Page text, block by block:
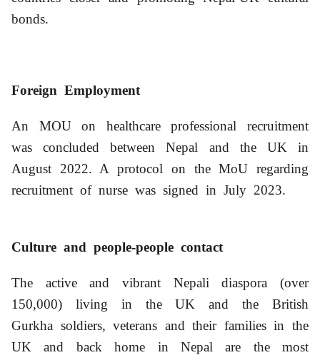
bonds.
Foreign Employment
An MOU on healthcare professional recruitment
was concluded between Nepal and the UK in
August 2022. A protocol on the MoU regarding
recruitment of nurse was signed in July 2023.
Culture and people-people contact
The active and vibrant Nepali diaspora (over
150,000) living in the UK and the British
Gurkha soldiers, veterans and their families in the
UK and back home in Nepal are the most